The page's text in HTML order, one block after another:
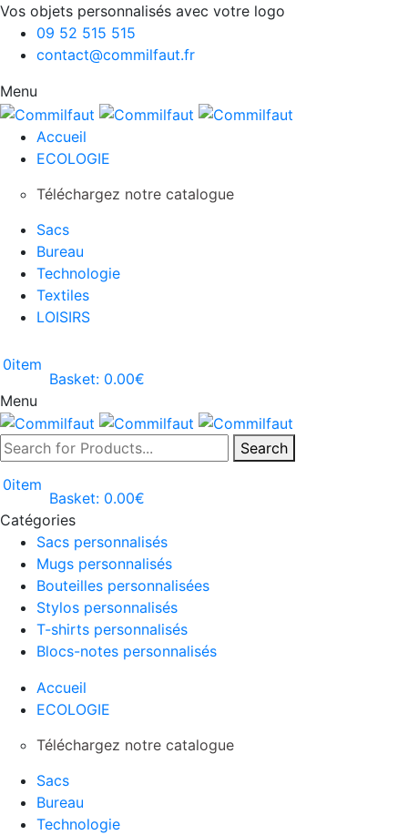
Vos objets personnalisés avec votre logo
09 52 515 515
contact@commilfaut.fr
Menu
Accueil
ECOLOGIE
Téléchargez notre catalogue
Sacs
Bureau
Technologie
Textiles
LOISIRS
0item
Basket: 0.00€
Menu
Search
0item
Basket: 0.00€
Catégories
Sacs personnalisés
Mugs personnalisés
Bouteilles personnalisées
Stylos personnalisés
T-shirts personnalisés
Blocs-notes personnalisés
Accueil
ECOLOGIE
Téléchargez notre catalogue
Sacs
Bureau
Technologie